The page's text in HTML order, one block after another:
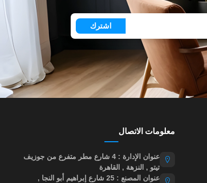
اشترك
معلومات الاتصال
عنوان الإدارة : 4 شارع مطر متفرع من جوزيف
تيتو , النزهة , القاهرة
عنوان المصنع : 25 شارع إبراهيم أبو النجا ,